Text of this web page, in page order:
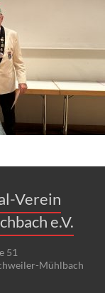
Verein
e.V.
51
Mühlbach